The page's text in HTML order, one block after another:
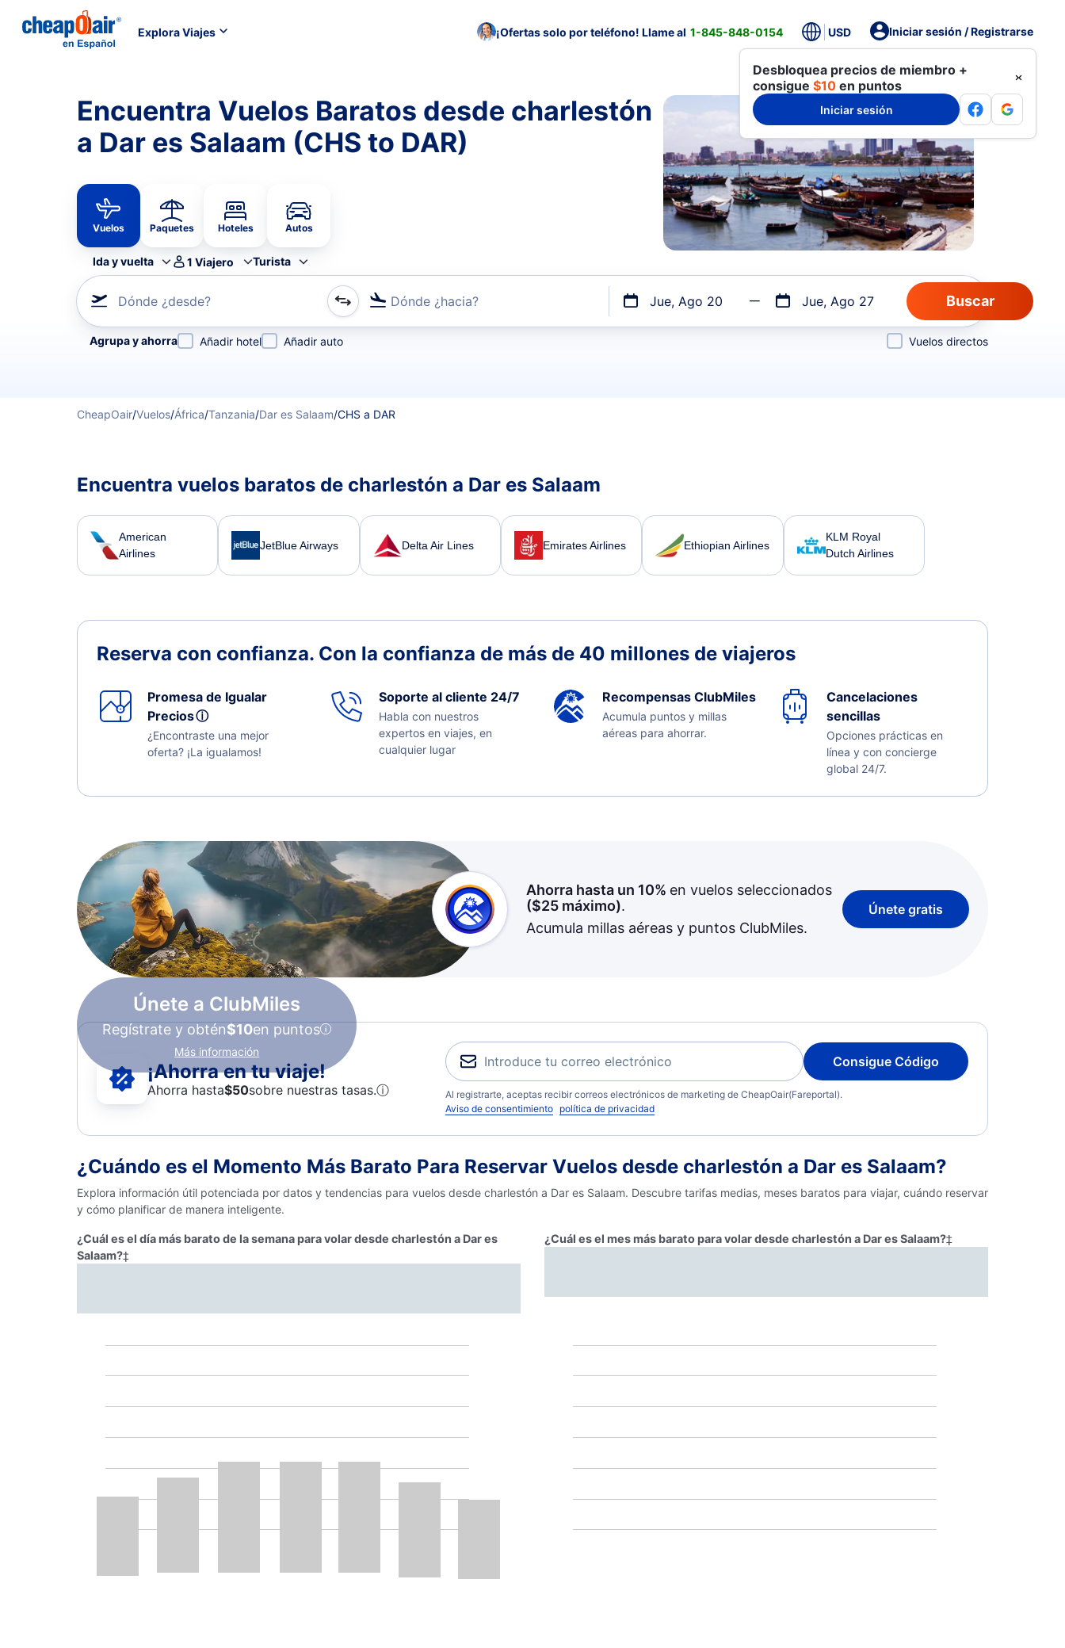
Explora Viajes ¡Ofertas solo por teléfono! Llame al 1-845-848-0154 USD Iniciar sesión / Registrarse
Desbloquea precios de miembro +
consigue $10 en puntos
Iniciar sesión
Encuentra Vuelos Baratos desde charlestón
a Dar es Salaam (CHS to DAR)
Vuelos Paquetes Hoteles Autos
Ida y vuelta 1 Viajero Turista
Dónde ¿desde? Dónde ¿hacia? Jue, Ago 20 Jue, Ago 27
Refina tu búsqueda por aerolínea, por ciudad o aeropuerto o por vuelos directos
Agrupa y ahorra Añadir hotel Añadir auto Vuelos directos
CheapOair/Vuelos/África/Tanzania/Dar es Salaam/CHS a DAR
Encuentra vuelos baratos de charlestón a Dar es Salaam
American
Airlines
JetBlue Airways Delta Air Lines Emirates Airlines Ethiopian Airlines
KLM Royal
Dutch Airlines
Reserva con confianza. Con la confianza de más de 40 millones de viajeros
Promesa de Igualar
Preciosⓘ
¿Encontraste una mejor
oferta? ¡La igualamos!
Soporte al cliente 24/7
Habla con nuestros
expertos en viajes, en
cualquier lugar
Recompensas ClubMiles
Acumula puntos y millas
aéreas para ahorrar.
Cancelaciones
sencillas
Opciones prácticas en
línea y con concierge
global 24/7.
Únete a ClubMiles
Regístrate y obtén$10en puntos
Más información
Ahorra hasta un 10% en vuelos seleccionados
($25máximo).
Acumula millas aéreas y puntos ClubMiles.
Únete gratis
¡Ahorra en tu viaje!
Ahorra hasta$50sobre nuestras tasas.ⓘ
Consigue Código
Al registrarte, aceptas recibir correos electrónicos de marketing de CheapOair(Fareportal).
Aviso de consentimiento política de privacidad
¿Cuándo es el Momento Más Barato Para Reservar Vuelos desde charlestón a Dar es Salaam?
Explora información útil potenciada por datos y tendencias para vuelos desde charlestón a Dar es Salaam. Descubre tarifas medias, meses baratos para viajar, cuándo reservar
y cómo planificar de manera inteligente.
¿Cuál es el día más barato de la semana para volar desde charlestón a Dar es
Salaam?‡
¿Cuál es el mes más barato para volar desde charlestón a Dar es Salaam?‡